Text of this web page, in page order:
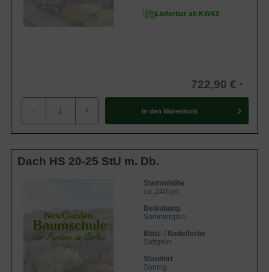
Lieferbar ab KW43
722,90 €
- + In den Warenkorb
Dach HS 20-25 StU m. Db.
Stammhöhe
ca. 240 cm
Belaubung
Sommergrün
Blatt- / Nadelfarbe
Sattgrün
Standort
Sonnig